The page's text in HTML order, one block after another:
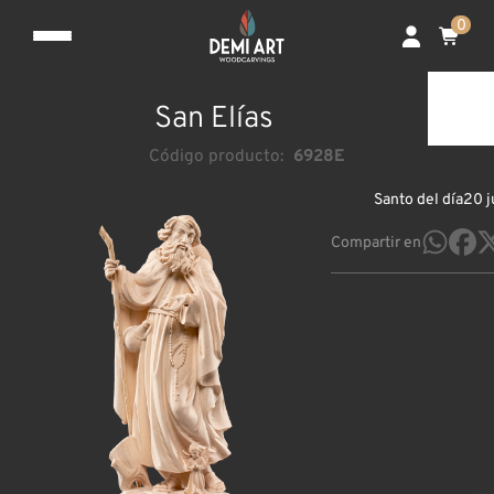
0
San Elías
Código producto: 6928E
Santo del día20
Compartir en